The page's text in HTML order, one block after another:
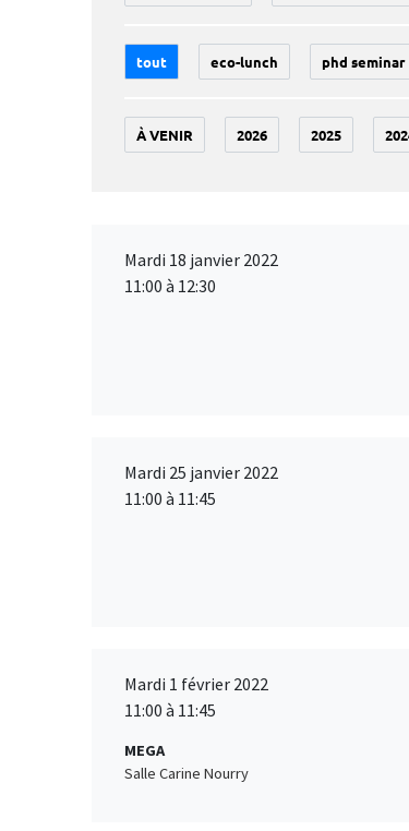
tout eco-lunch phd seminar
À VENIR 2026 2025
Mardi 18 janvier 2022
11:00 à 12:30
Mardi 25 janvier 2022
11:00 à 11:45
Mardi 1 février 2022
11:00 à 11:45
MEGA
Salle Carine Nourry